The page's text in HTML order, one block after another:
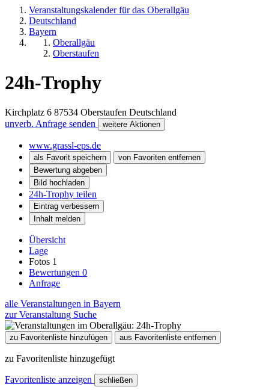
Veranstaltungskalender für das Oberallgäu
Deutschland
Bayern
Oberallgäu
Oberstaufen
24h-Trophy
Kirchplatz 6 87534 Oberstaufen Deutschland
unverb. Anfrage senden
weitere Aktionen
www.grassl-eps.de
als Favorit speichern
von Favoriten entfernen
Bewertung abgeben
Bild hochladen
24h-Trophy teilen
Eintrag verbessern
Inhalt melden
Übersicht
Lage
Fotos 1
Bewertungen 0
Anfrage
alle Veranstaltungen in Bayern
zur Veranstaltung Suche
zu Favoritenliste hinzufügen aus Favoritenliste entfernen
zu Favoritenliste hinzugefügt
Favoritenliste anzeigen schließen